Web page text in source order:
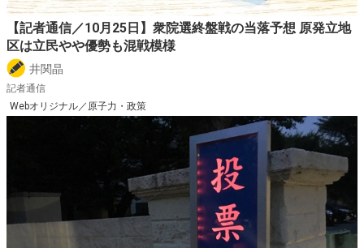
【記者通信／10月25日】衆院選終盤戦の当落予想 原発立地
区は立民やや優勢も混戦模様
井関晶
記者通信
Webオリジナル／原子力・政策